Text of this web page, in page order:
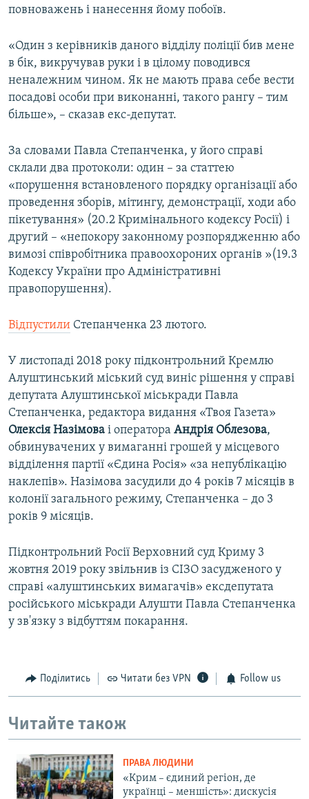
повноважень і нанесення йому побоїв.
«Один з керівників даного відділу поліції бив мене
в бік, викручував руки і в цілому поводився
неналежним чином. Як не мають права себе вести
посадові особи при виконанні, такого рангу – тим
більше», – сказав екс-депутат.
За словами Павла Степанченка, у його справі
склали два протоколи: один – за статтею
«порушення встановленого порядку організації або
проведення зборів, мітингу, демонстрації, ходи або
пікетування» (20.2 Кримінального кодексу Росії) і
другий – «непокору законному розпорядженню або
вимозі співробітника правоохороних органів »(19.3
Кодексу України про Адміністративні
правопорушення).
Відпустили Степанченка 23 лютого.
У листопаді 2018 року підконтрольний Кремлю
Алуштинський міський суд виніс рішення у справі
депутата Алуштинської міськради Павла
Степанченка, редактора видання «Твоя Газета»
Олексія Назімова і оператора Андрія Облезова,
обвинувачених у вимаганні грошей у місцевого
відділення партії «Єдина Росія» «за непублікацію
наклепів». Назімова засудили до 4 років 7 місяців в
колонії загального режиму, Степанченка – до 3
років 9 місяців.
Підконтрольний Росії Верховний суд Криму 3
жовтня 2019 року звільнив із СІЗО засудженого у
справі «алуштинських вимагачів» ексдепутата
російського міськради Алушти Павла Степанченка
у зв'язку з відбуттям покарання.
Поділитись Читати без VPN Follow us
Читайте також
ПРАВА ЛЮДИНИ
«Крим – єдиний регіон, де
українці – меншість»: дискусія